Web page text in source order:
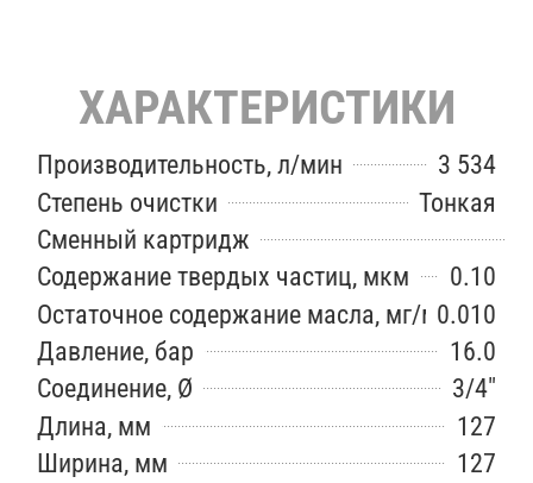
ХАРАКТЕРИСТИКИ
Производительность, л/мин
3 534
Степень очистки
Тонкая
Сменный картридж
Содержание твердых частиц, мкм
0.10
Остаточное содержание масла, мг/м30.010
Давление, бар
16.0
Соединение, Ø
3/4″
Длина, мм
127
Ширина, мм
127